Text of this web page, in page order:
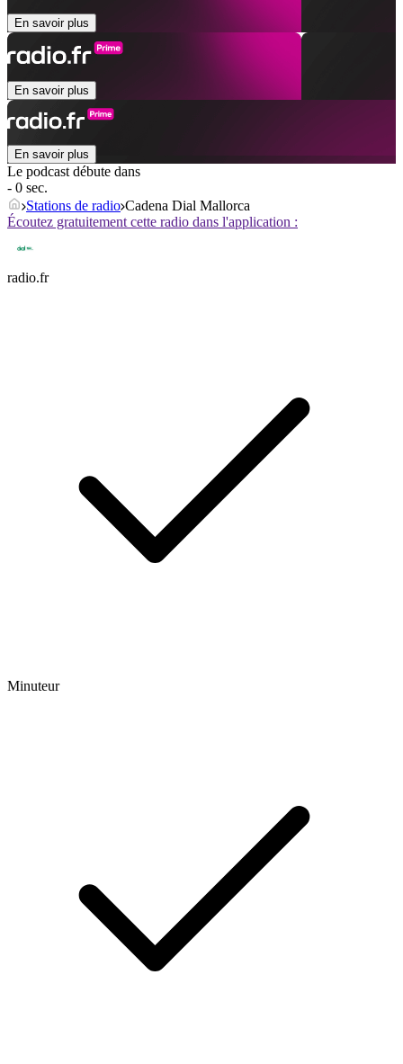
En savoir plus
En savoir plus
En savoir plus
Le podcast débute dans
- 0 sec.
Stations de radio Cadena Dial Mallorca
Écoutez gratuitement cette radio dans l'application :
radio.fr
Minuteur